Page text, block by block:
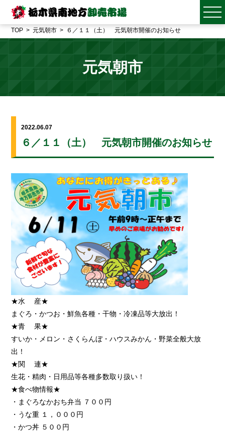
TOP 元気朝市 ６／１１（土） 元気朝市開催のお知らせ
元気朝市
2022.06.07
６／１１（土） 元気朝市開催のお知らせ
★水 産★
まぐろ・かつお・鮮魚各種・干物・冷凍品等大放出！
★青 果★
すいか・メロン・さくらんぼ・ハウスみかん ・野菜全般大放
出！
★関 連★
生花・精肉・日用品等各種多数取り扱い！
★食べ物情報★
・まぐろなかおち弁当 ７００円
・うな重 １，０００円
・かつ丼 ５００円